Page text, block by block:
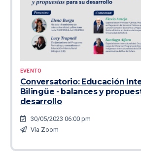
EVENTO
Conversatorio: Educación
Bilingüe - balances y
desarrollo
30/05/2023 06:00 pm
Vía Zoom